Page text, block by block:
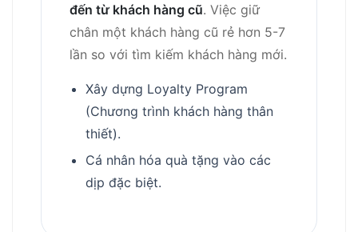
đến từ khách hàng cũ. Việc giữ
chân một khách hàng cũ rẻ hơn 5-7
lần so với tìm kiếm khách hàng mới.
Xây dựng Loyalty Program
(Chương trình khách hàng thân
thiết).
Cá nhân hóa quà tặng vào các
dịp đặc biệt.